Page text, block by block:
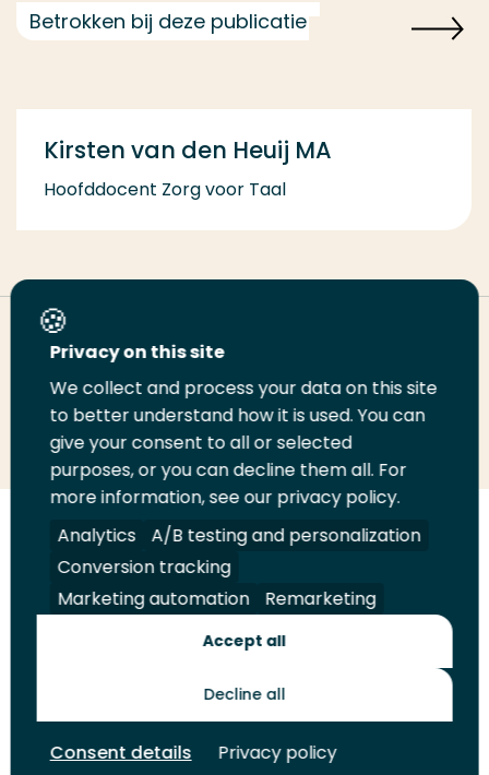
Betrokken bij deze publicatie
Kirsten van den Heuij MA
Hoofddocent Zorg voor Taal
Deel deze pagina
Deel
LinkedIn
Deel
op
Twitter
Deel
op
Facebook
Email
deze
pagina
Print
deze
pagina
Volg
ons
op
LinkedIn
Volg
ons
op
Facebook
Volg
ons
op
YouTube
Volg
ons
op
Instagram
Juridisch Security A-Z Index
Contact
Toekomstmakers
Privacy on this site
We collect and process your data on this site
to better understand how it is used. You can
give your consent to all or selected
purposes, or you can decline them all. For
more information, see our privacy policy.
Analytics
A/B testing and personalization
Conversion tracking
Marketing automation
Remarketing
Accept all
Decline all
Consent details Privacy policy